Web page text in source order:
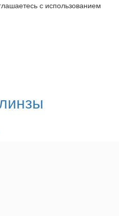
с использованием